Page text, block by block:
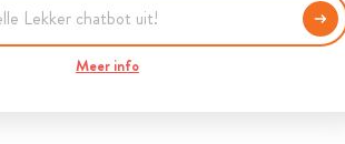
Meer info